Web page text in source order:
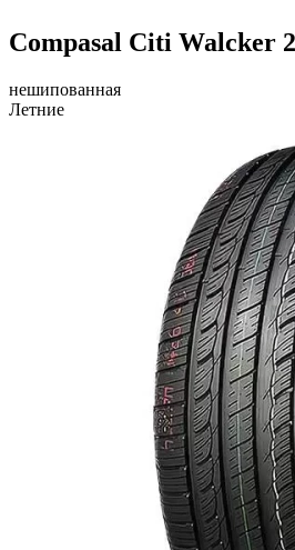
Compasal Citi Walcker
нешипованная
Летние